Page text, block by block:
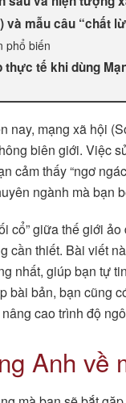
và mẫu câu “chất
phổ biến
thực tế khi dùng
nay, mạng xã hội
biên giới. Việc
cảm thấy “ngơ
ngành mà bạn
cổ” giữa thế giới
cần thiết. Bài viết
nhất, giúp bạn tự
bài bản, bạn cũng
cao trình độ
Anh về